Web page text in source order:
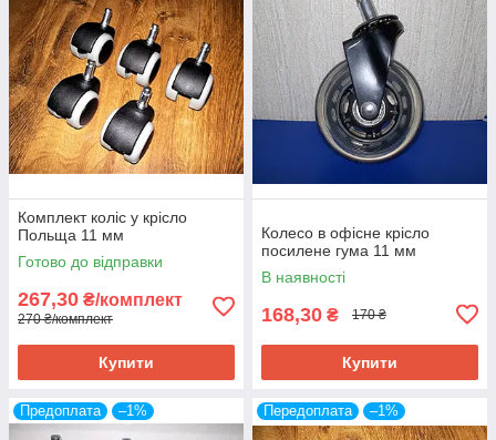
Комплект коліс у крісло
Польща 11 мм
Готово до відправки
267,30 ₴/комплект
270 ₴/комплект
Купити
Колесо в офісне крісло
посилене гума 11 мм
В наявності
168,30 ₴ 170 ₴
Купити
Предоплата –1% Передоплата –1%